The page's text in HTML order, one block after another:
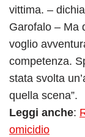
vittima. –
Garofalo – Ma
voglio
competenza.
stata svolta
quella scena”.
Leggi anche:
omicidio